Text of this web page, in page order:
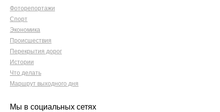
Фоторепортажи
Спорт
Экономика
Происшествия
Перекрытия дорог
Истории
Что делать
Маршрут выходного дня
Мы в социальных сетях